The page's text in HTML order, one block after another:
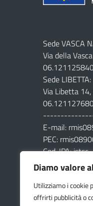
Diamo valore
Utilizziamo i cookie
offrirti pubblicità o
Sede VASCA
Via della
Sede LIBETTA:
Via Libetta
E-mail:
PEC:
Cod. IPA:
Cod. Mecc:
Cod. Fisc: